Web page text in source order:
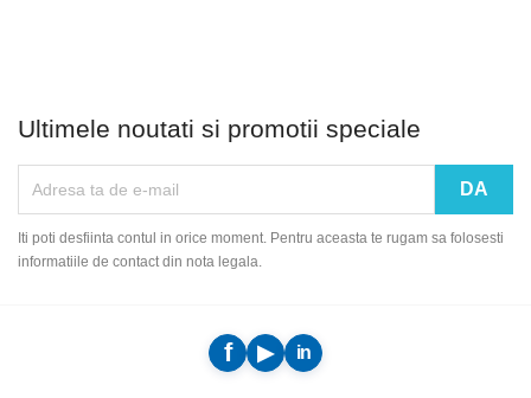
Ultimele noutati si promotii speciale
Iti poti desfiinta contul in orice moment. Pentru aceasta te rugam sa folosesti
informatiile de contact din nota legala.